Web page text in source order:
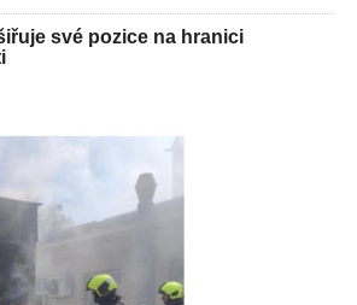
své pozice na hranici